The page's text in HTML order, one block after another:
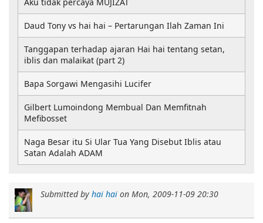
Submitted by hai hai on Mon, 2009-11-09 20:30
Daud Tony vs hai hai – Pertarungan Ilah Zaman Ini
Tanggapan terhadap ajaran Hai hai tentang setan,
iblis dan malaikat (part 2)
Bapa Sorgawi Mengasihi Lucifer
Gilbert Lumoindong Membual Dan Memfitnah
Mefibosset
Naga Besar itu Si Ular Tua Yang Disebut Iblis atau
Satan Adalah ADAM